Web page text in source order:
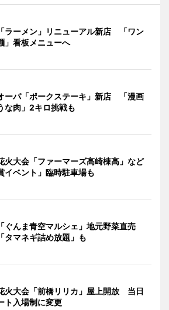
ラーメン」リニューアル新店 「ワン
」看板メニューへ
ーパ「ポークステーキ」新店 「漫画
な肉」2キロ挑戦も
火大会「ファーマーズ高崎棟高」など
イベント」臨時駐車場も
ぐんま青空マルシェ」地元野菜直売
タマネギ詰め放題」も
火大会「前橋リリカ」屋上開放 当日
ト入場制に変更